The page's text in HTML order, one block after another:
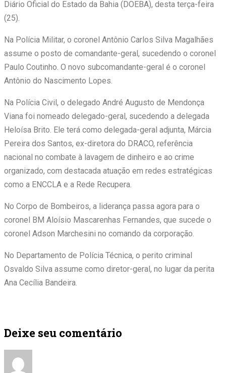
Diário Oficial do Estado da Bahia (DOEBA), desta terça-feira
(25).
Na Polícia Militar, o coronel Antônio Carlos Silva Magalhães
assume o posto de comandante-geral, sucedendo o coronel
Paulo Coutinho. O novo subcomandante-geral é o coronel
Antônio do Nascimento Lopes.
Na Polícia Civil, o delegado André Augusto de Mendonça
Viana foi nomeado delegado-geral, sucedendo a delegada
Heloísa Brito. Ele terá como delegada-geral adjunta, Márcia
Pereira dos Santos, ex-diretora do DRACO, referência
nacional no combate à lavagem de dinheiro e ao crime
organizado, com destacada atuação em redes estratégicas
como a ENCCLA e a Rede Recupera.
No Corpo de Bombeiros, a liderança passa agora para o
coronel BM Aloísio Mascarenhas Fernandes, que sucede o
coronel Adson Marchesini no comando da corporação.
No Departamento de Polícia Técnica, o perito criminal
Osvaldo Silva assume como diretor-geral, no lugar da perita
Ana Cecília Bandeira.
Deixe seu comentário